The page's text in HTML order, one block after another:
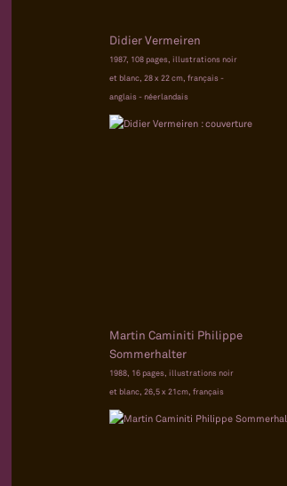
Didier Vermeiren
1987, 108 pages, illustrations noir
et blanc, 28 x 22 cm, français -
anglais - néerlandais
Martin Caminiti Philippe
Sommerhalter
1988, 16 pages, illustrations noir
et blanc, 26,5 x 21cm, français